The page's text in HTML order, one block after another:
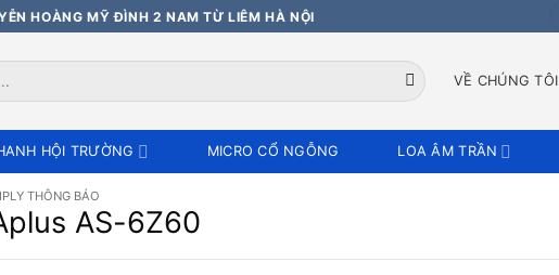
HOÀNG MỸ ĐÌNH 2 NAM TỪ LIÊM HÀ NỘI
VỀ CHÚNG TÔI
HỘI TRƯỜNG MICRO CỔ NGỖNG LOA ÂM TRẦN
THÔNG BÁO
AS-6Z60